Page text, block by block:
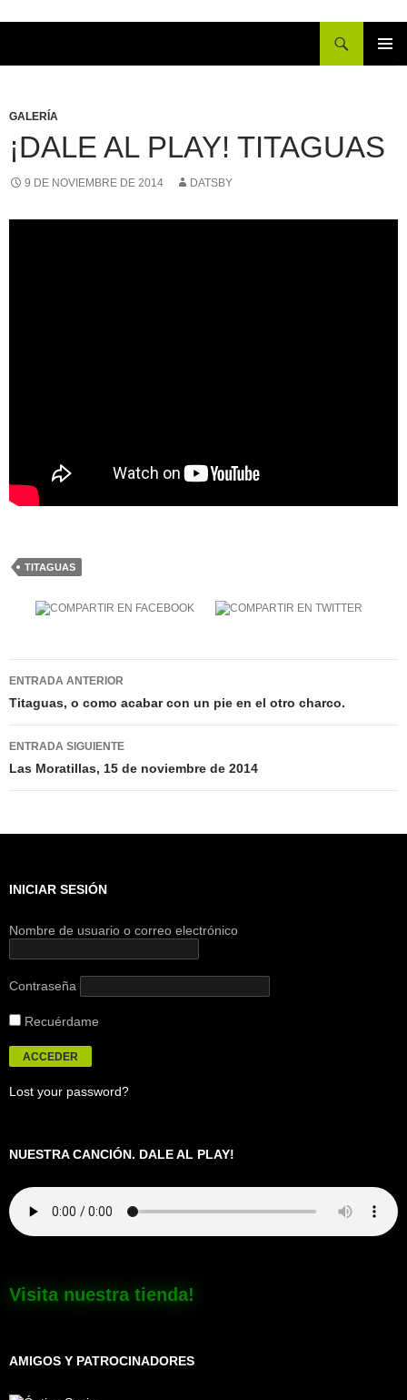
GALERÍA
¡DALE AL PLAY! TITAGUAS
9 DE NOVIEMBRE DE 2014 DATSBY
TITAGUAS
Navegación
de
entradas
ENTRADA ANTERIOR
Titaguas, o como acabar con un pie en el otro charco.
ENTRADA SIGUIENTE
Las Moratillas, 15 de noviembre de 2014
INICIAR SESIÓN
Nombre de usuario o correo electrónico
Contraseña
Recuérdame
Lost your password?
NUESTRA CANCIÓN. DALE AL PLAY!
Visita nuestra tienda!
AMIGOS Y PATROCINADORES